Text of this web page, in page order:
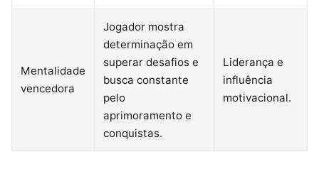
Mentalidade
vencedora
Jogador mostra
determinação em
superar desafios e
busca constante
pelo
aprimoramento e
conquistas.
Liderança e
influência
motivacional.